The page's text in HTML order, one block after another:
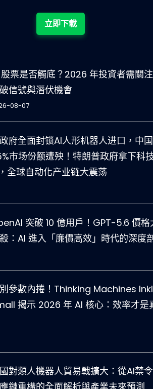
立即下載
票是否觸底？2026 年投資者需關
信號與潛伏機會
08-07
府全面封锁AI人形机器人进口，中国
市场份额遭殃！特朗普政府拿下科
全球自动化产业链大震荡
突破 10 億用戶！GPT-5.6 價格
：AI 進入「廉價高效」時代的深度
參數內捲！Thinking Machines
揭示 2026 年 AI 核心：效率才是
對類人機器人貿易戰擴大：從AI禁